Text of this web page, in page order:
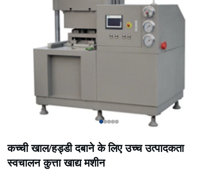
कच्ची खाल/हड्डी दबाने के लिए उच्च उत्पादकता
स्वचालन कुत्ता खाद्य मशीन